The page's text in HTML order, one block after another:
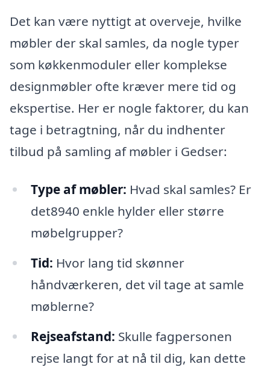
Det kan være nyttigt at overveje, hvilke
møbler der skal samles, da nogle typer
som køkkenmoduler eller komplekse
designmøbler ofte kræver mere tid og
ekspertise. Her er nogle faktorer, du kan
tage i betragtning, når du indhenter
tilbud på samling af møbler i Gedser:
Type af møbler: Hvad skal samles? Er
det8940 enkle hylder eller større
møbelgrupper?
Tid: Hvor lang tid skønner
håndværkeren, det vil tage at samle
møblerne?
Rejseafstand: Skulle fagpersonen
rejse langt for at nå til dig, kan dette